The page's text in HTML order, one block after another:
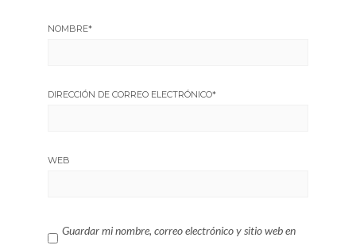
NOMBRE*
DIRECCIÓN DE CORREO ELECTRÓNICO*
WEB
Guardar mi nombre, correo electrónico y sitio web en